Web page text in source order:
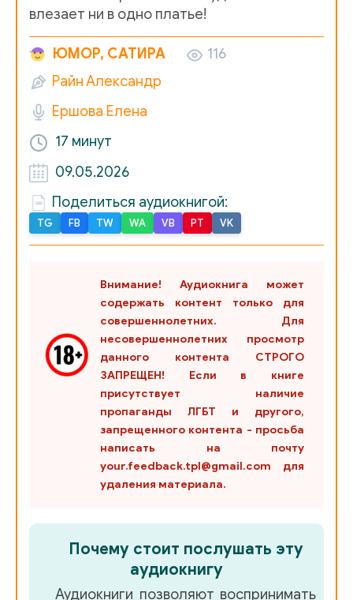
влезает ни в одно платье!
ЮМОР, САТИРА
116
Райн Александр
Ершова Елена
17 минут
09.05.2026
Поделиться аудиокнигой:
TG FB TW WA VB PT VK
Внимание! Аудиокнига может
содержать контент только для
совершеннолетних. Для
несовершеннолетних просмотр
данного контента СТРОГО
ЗАПРЕЩЕН! Если в книге
присутствует наличие
пропаганды ЛГБТ и другого,
запрещенного контента - просьба
написать на почту
your.feedback.tpl@gmail.com для
удаления материала.
Почему стоит послушать эту
аудиокнигу
Аудиокниги позволяют воспринимать